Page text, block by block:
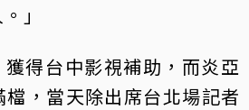
」
獲得台中影視補助，而炎亞
檔，當天除出席台北場記者